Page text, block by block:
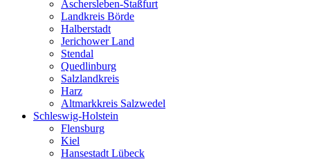
Aschersleben-Staßfurt
Landkreis Börde
Halberstadt
Jerichower Land
Stendal
Quedlinburg
Salzlandkreis
Harz
Altmarkkreis Salzwedel
Schleswig-Holstein
Flensburg
Kiel
Hansestadt Lübeck